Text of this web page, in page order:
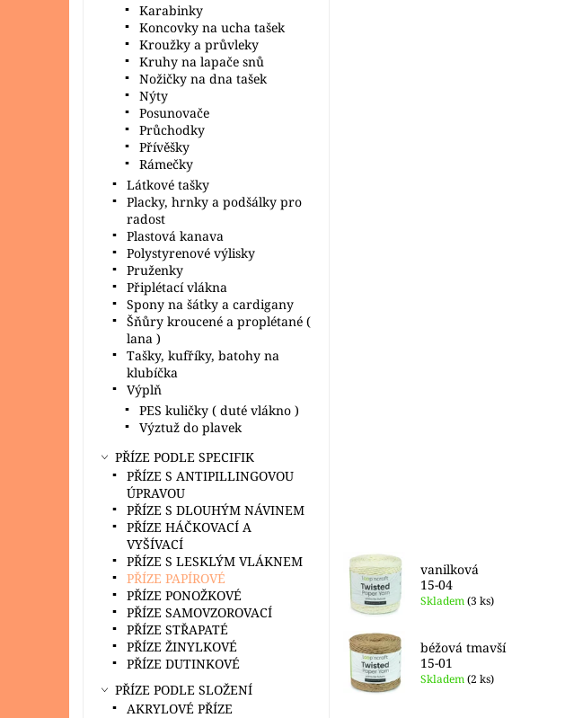
vanilková
15-04
Skladem(3 ks)
béžová tmavší
15-01
Skladem(2 ks)
Karabinky
Koncovky na ucha tašek
Kroužky a průvleky
Kruhy na lapače snů
Nožičky na dna tašek
Nýty
Posunovače
Průchodky
Přívěšky
Rámečky
Látkové tašky
Placky, hrnky a podšálky pro
radost
Plastová kanava
Polystyrenové výlisky
Pruženky
Připlétací vlákna
Spony na šátky a cardigany
Šňůry kroucené a proplétané (
lana )
Tašky, kufříky, batohy na
klubíčka
Výplň
PES kuličky ( duté vlákno )
Výztuž do plavek
PŘÍZE PODLE SPECIFIK
PŘÍZE S ANTIPILLINGOVOU
ÚPRAVOU
PŘÍZE S DLOUHÝM NÁVINEM
PŘÍZE HÁČKOVACÍ A
VYŠÍVACÍ
PŘÍZE S LESKLÝM VLÁKNEM
PŘÍZE PAPÍROVÉ
PŘÍZE PONOŽKOVÉ
PŘÍZE SAMOVZOROVACÍ
PŘÍZE STŘAPATÉ
PŘÍZE ŽINYLKOVÉ
PŘÍZE DUTINKOVÉ
PŘÍZE PODLE SLOŽENÍ
AKRYLOVÉ PŘÍZE